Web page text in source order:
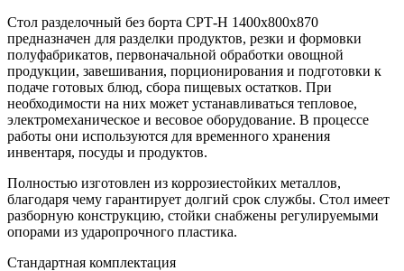
Стол разделочный без борта СРТ-Н 1400х800х870
предназначен для разделки продуктов, резки и формовки
полуфабрикатов, первоначальной обработки овощной
продукции, завешивания, порционирования и подготовки к
подаче готовых блюд, сбора пищевых остатков. При
необходимости на них может устанавливаться тепловое,
электромеханическое и весовое оборудование. В процессе
работы они используются для временного хранения
инвентаря, посуды и продуктов.
Полностью изготовлен из коррозиестойких металлов,
благодаря чему гарантирует долгий срок службы. Стол имеет
разборную конструкцию, стойки снабжены регулируемыми
опорами из ударопрочного пластика.
Стандартная комплектация